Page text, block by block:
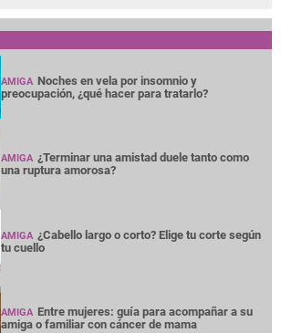
AMIGA Noches en vela por insomnio y
preocupación, ¿qué hacer para tratarlo?
AMIGA ¿Terminar una amistad duele tanto como
una ruptura amorosa?
AMIGA ¿Cabello largo o corto? Elige tu corte según
tu cuello
AMIGA Entre mujeres: guía para acompañar a su
amiga o familiar con cáncer de mama